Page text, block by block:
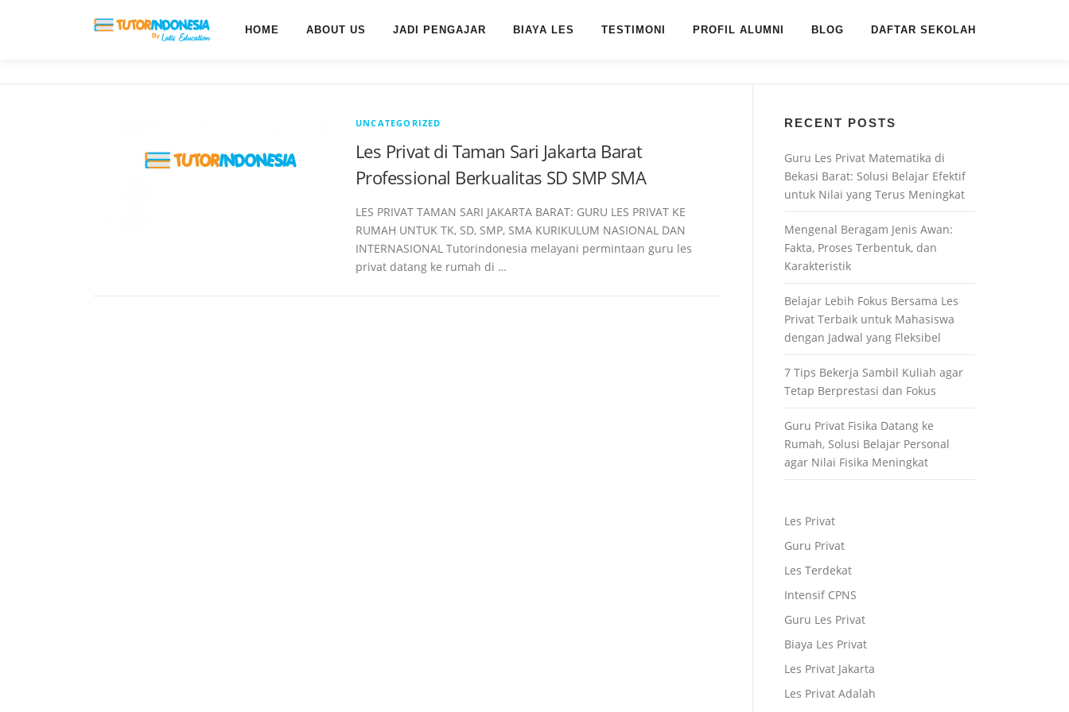
HOME ABOUT US JADI PENGAJAR BIAYA LES TESTIMONI PROFIL ALUMNI BLOG DAFTAR SEKOLAH
UNCATEGORIZED
Les Privat di Taman Sari Jakarta Barat
Professional Berkualitas SD SMP SMA
LES PRIVAT TAMAN SARI JAKARTA BARAT: GURU LES PRIVAT KE
RUMAH UNTUK TK, SD, SMP, SMA KURIKULUM NASIONAL DAN
INTERNASIONAL Tutorindonesia melayani permintaan guru les
privat datang ke rumah di …
RECENT POSTS
Guru Les Privat Matematika di
Bekasi Barat: Solusi Belajar Efektif
untuk Nilai yang Terus Meningkat
Mengenal Beragam Jenis Awan:
Fakta, Proses Terbentuk, dan
Karakteristik
Belajar Lebih Fokus Bersama Les
Privat Terbaik untuk Mahasiswa
dengan Jadwal yang Fleksibel
7 Tips Bekerja Sambil Kuliah agar
Tetap Berprestasi dan Fokus
Guru Privat Fisika Datang ke
Rumah, Solusi Belajar Personal
agar Nilai Fisika Meningkat
Les Privat
Guru Privat
Les Terdekat
Intensif CPNS
Guru Les Privat
Biaya Les Privat
Les Privat Jakarta
Les Privat Adalah